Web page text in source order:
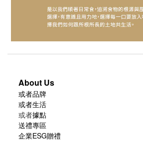
About Us
或者品牌
或者生活
或者據點
送禮專區
企業ESG贈禮